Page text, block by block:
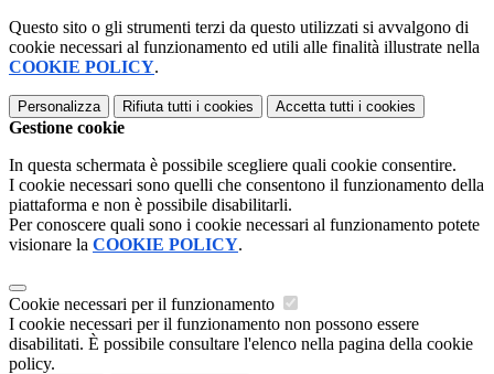
Questo sito o gli strumenti terzi da questo utilizzati si avvalgono di
cookie necessari al funzionamento ed utili alle finalità illustrate nella
COOKIE POLICY.
Personalizza Rifiuta tutti i cookies Accetta tutti i cookies
Gestione cookie
In questa schermata è possibile scegliere quali cookie consentire.
I cookie necessari sono quelli che consentono il funzionamento della
piattaforma e non è possibile disabilitarli.
Per conoscere quali sono i cookie necessari al funzionamento potete
visionare la COOKIE POLICY.
Cookie necessari per il funzionamento
I cookie necessari per il funzionamento non possono essere
disabilitati. È possibile consultare l'elenco nella pagina della cookie
policy.